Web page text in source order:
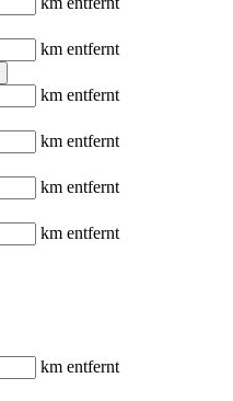
km entfernt
km entfernt
km entfernt
km entfernt
km entfernt
km entfernt